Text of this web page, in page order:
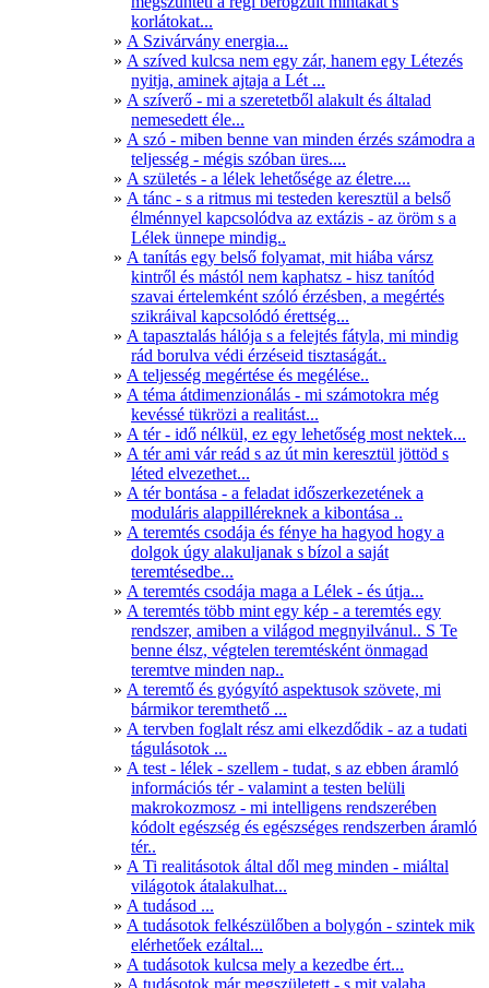
korlátokat...
A Szivárvány energia...
A szíved kulcsa nem egy zár, hanem egy Létezés
nyitja, aminek ajtaja a Lét ...
A szíverő - mi a szeretetből alakult és általad
nemesedett éle...
A szó - miben benne van minden érzés számodra a
teljesség - mégis szóban üres....
A születés - a lélek lehetősége az életre....
A tánc - s a ritmus mi testeden keresztül a belső
élménnyel kapcsolódva az extázis - az öröm s a
Lélek ünnepe mindig..
A tanítás egy belső folyamat, mit hiába vársz
kintről és mástól nem kaphatsz - hisz tanítód
szavai értelemként szóló érzésben, a megértés
szikráival kapcsolódó érettség...
A tapasztalás hálója s a felejtés fátyla, mi mindig
rád borulva védi érzéseid tisztaságát..
A teljesség megértése és megélése..
A téma átdimenzionálás - mi számotokra még
kevéssé tükrözi a realitást...
A tér - idő nélkül, ez egy lehetőség most nektek...
A tér ami vár reád s az út min keresztül jöttöd s
léted elvezethet...
A tér bontása - a feladat időszerkezetének a
moduláris alappilléreknek a kibontása ..
A teremtés csodája és fénye ha hagyod hogy a
dolgok úgy alakuljanak s bízol a saját
teremtésedbe...
A teremtés csodája maga a Lélek - és útja...
A teremtés több mint egy kép - a teremtés egy
rendszer, amiben a világod megnyilvánul.. S Te
benne élsz, végtelen teremtésként önmagad
teremtve minden nap..
A teremtő és gyógyító aspektusok szövete, mi
bármikor teremthető ...
A tervben foglalt rész ami elkezdődik - az a tudati
tágulásotok ...
A test - lélek - szellem - tudat, s az ebben áramló
információs tér - valamint a testen belüli
makrokozmosz - mi intelligens rendszerében
kódolt egészség és egészséges rendszerben áramló
tér..
A Ti realitásotok által dől meg minden - miáltal
világotok átalakulhat...
A tudásod ...
A tudásotok felkészülőben a bolygón - szintek mik
elérhetőek ezáltal...
A tudásotok kulcsa mely a kezedbe ért...
A tudásotok már megszületett - s mit valaha